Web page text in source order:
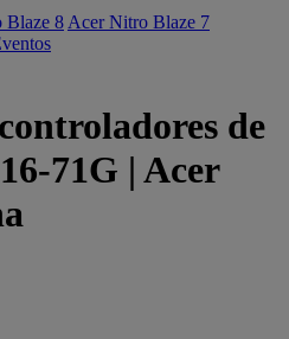
Blaze 8 Acer Nitro Blaze 7
de
71G | Acer